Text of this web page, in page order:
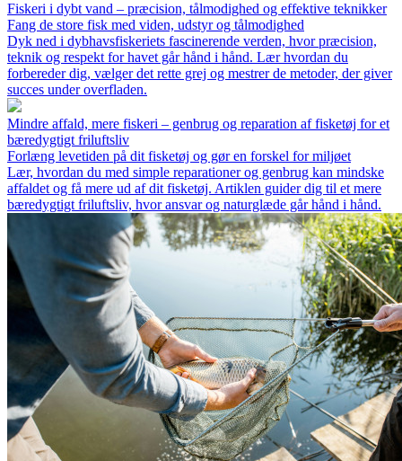
Fiskeri i dybt vand – præcision, tålmodighed og effektive teknikker
Fang de store fisk med viden, udstyr og tålmodighed
Dyk ned i dybhavsfiskeriets fascinerende verden, hvor præcision,
teknik og respekt for havet går hånd i hånd. Lær hvordan du
forbereder dig, vælger det rette grej og mestrer de metoder, der giver
succes under overfladen.
Mindre affald, mere fiskeri – genbrug og reparation af fisketøj for et
bæredygtigt friluftsliv
Forlæng levetiden på dit fisketøj og gør en forskel for miljøet
Lær, hvordan du med simple reparationer og genbrug kan mindske
affaldet og få mere ud af dit fisketøj. Artiklen guider dig til et mere
bæredygtigt friluftsliv, hvor ansvar og naturglæde går hånd i hånd.